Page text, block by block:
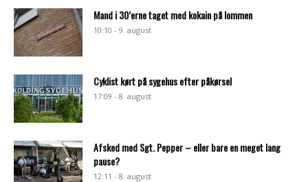
Mand i 30’erne taget med kokain på lommen
10:10 - 9. august
Cyklist kørt på sygehus efter påkørsel
17:09 - 8. august
Afsked med Sgt. Pepper – eller bare en meget lang
pause?
12:11 - 8. august